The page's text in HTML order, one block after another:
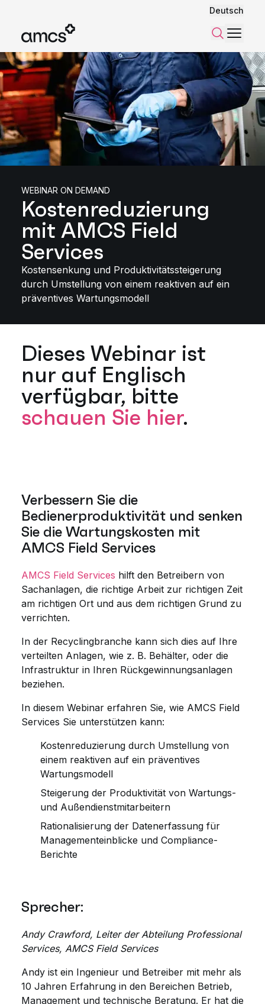
Deutsch
Suchen
Menü
WEBINAR ON DEMAND
Kostenreduzierung
mit AMCS Field
Services
Kostensenkung und Produktivitätssteigerung
durch Umstellung von einem reaktiven auf ein
präventives Wartungsmodell
Dieses Webinar ist
nur auf Englisch
verfügbar, bitte
schauen Sie hier.
Verbessern Sie die
Bedienerproduktivität und senken
Sie die Wartungskosten mit
AMCS Field Services
AMCS Field Services hilft den Betreibern von
Sachanlagen, die richtige Arbeit zur richtigen Zeit
am richtigen Ort und aus dem richtigen Grund zu
verrichten.
In der Recyclingbranche kann sich dies auf Ihre
verteilten Anlagen, wie z. B. Behälter, oder die
Infrastruktur in Ihren Rückgewinnungsanlagen
beziehen.
In diesem Webinar erfahren Sie, wie AMCS Field
Services Sie unterstützen kann:
Kostenreduzierung durch Umstellung von
einem reaktiven auf ein präventives
Wartungsmodell
Steigerung der Produktivität von Wartungs-
und Außendienstmitarbeitern
Rationalisierung der Datenerfassung für
Managementeinblicke und Compliance-
Berichte
Sprecher:
Andy Crawford, Leiter der Abteilung Professional
Services, AMCS Field Services
Andy ist ein Ingenieur und Betreiber mit mehr als
10 Jahren Erfahrung in den Bereichen Betrieb,
Management und technische Beratung. Er hat die